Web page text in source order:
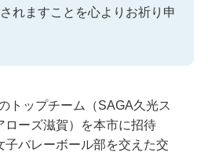
れますことを心よりお祈り申
トップチーム（SAGA久光ス
ローズ滋賀）を本市に招待
子バレーボール部を交えた交